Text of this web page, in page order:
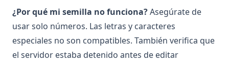
¿Por qué mi semilla no funciona?Asegúrate de
usar solo números. Las letras y caracteres
especiales no son compatibles. También verifica que
el servidor estaba detenido antes de editar